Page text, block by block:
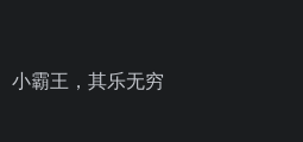
小霸王，其乐无穷